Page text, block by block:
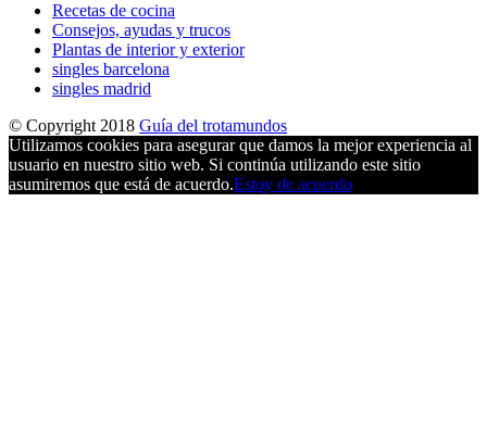
Recetas de cocina
Consejos, ayudas y trucos
Plantas de interior y exterior
singles barcelona
singles madrid
© Copyright 2018 Guía del trotamundos
Utilizamos cookies para asegurar que damos la mejor experiencia al
usuario en nuestro sitio web. Si continúa utilizando este sitio
asumiremos que está de acuerdo.Estoy de acuerdo